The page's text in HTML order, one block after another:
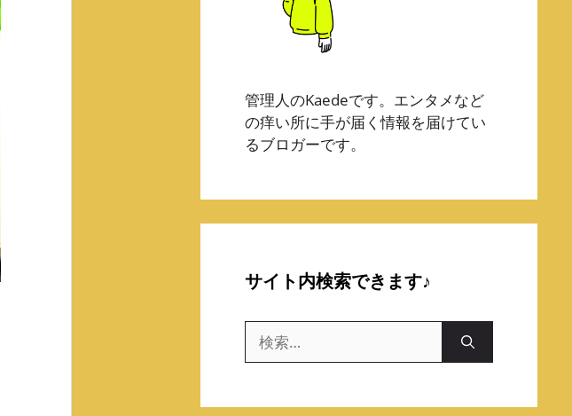
管理人のKaedeです。エンタメなど
の痒い所に手が届く情報を届けてい
るブロガーです。
サイト内検索できます♪
索: